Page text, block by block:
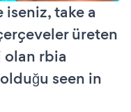
take a
üreten
rbia
seen in